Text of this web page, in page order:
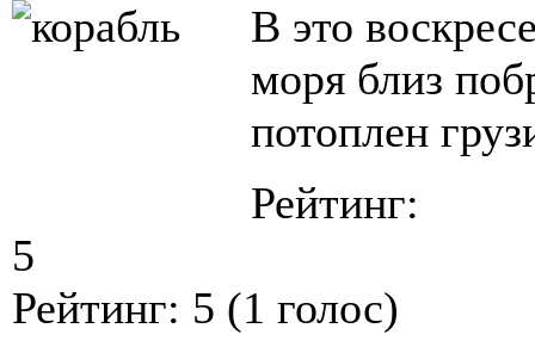
В это
моря близ
потоплен
Рейтинг:
5
Рейтинг: 5 (1 голос)